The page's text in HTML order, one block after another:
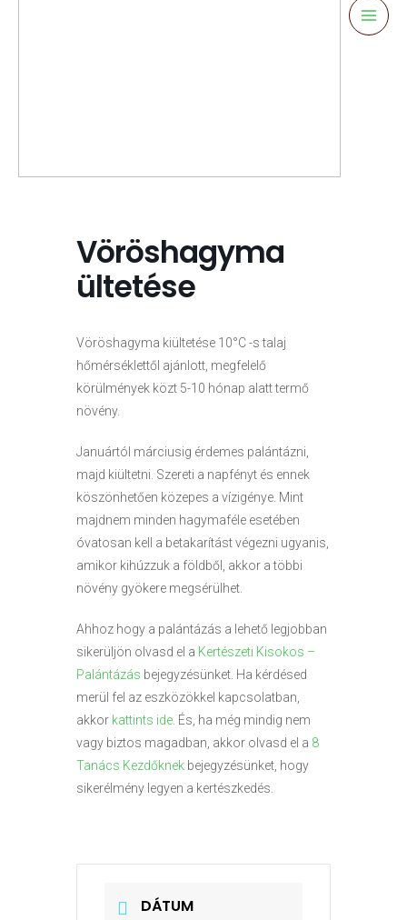
Vöröshagyma
ültetése
Vöröshagyma kiültetése 10°C -s talaj
hőmérséklettől ajánlott, megfelelő
körülmények közt 5-10 hónap alatt termő
növény.
Januártól márciusig érdemes palántázni,
majd kiültetni. Szereti a napfényt és ennek
köszönhetően közepes a vízigénye. Mint
majdnem minden hagymaféle esetében
óvatosan kell a betakarítást végezni ugyanis,
amikor kihúzzuk a földből, akkor a többi
növény gyökere megsérülhet.
Ahhoz hogy a palántázás a lehető legjobban
sikerüljön olvasd el a Kertészeti Kisokos –
Palántázás bejegyzésünket. Ha kérdésed
merül fel az eszközökkel kapcsolatban,
akkor kattints ide . És, ha még mindig nem
vagy biztos magadban, akkor olvasd el a 8
Tanács Kezdőknek bejegyzésünket, hogy
sikerélmény legyen a kertészkedés.
DÁTUM